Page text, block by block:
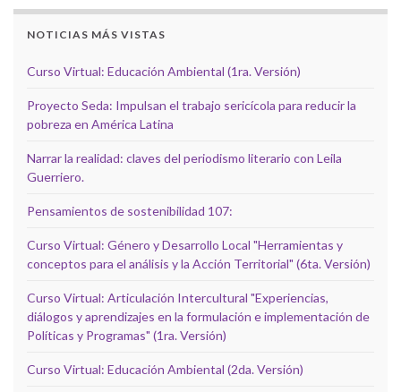
NOTICIAS MÁS VISTAS
Curso Virtual: Educación Ambiental (1ra. Versión)
Proyecto Seda: Impulsan el trabajo sericícola para reducir la
pobreza en América Latina
Narrar la realidad: claves del periodismo literario con Leila
Guerriero.
Pensamientos de sostenibilidad 107:
Curso Virtual: Género y Desarrollo Local "Herramientas y
conceptos para el análisis y la Acción Territorial" (6ta. Versión)
Curso Virtual: Articulación Intercultural "Experiencias,
diálogos y aprendizajes en la formulación e implementación de
Políticas y Programas" (1ra. Versión)
Curso Virtual: Educación Ambiental (2da. Versión)